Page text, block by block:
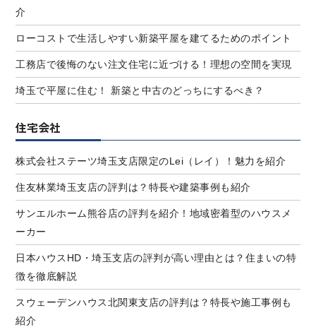
介
ローコストで生活しやすい新築平屋を建てるためのポイント
工務店で後悔のない注文住宅に近づける！理想の空間を実現
埼玉で平屋に住む！ 新築と中古のどっちにするべき？
住宅会社
株式会社ステーツ埼玉支店限定のLei（レイ）！魅力を紹介
住友林業埼玉支店の評判は？特長や建築事例も紹介
サンエルホーム熊谷店の評判を紹介！地域密着型のハウスメ
ーカー
日本ハウスHD・埼玉支店の評判が高い理由とは？住まいの特
徴を徹底解説
スウェーデンハウス北関東支店の評判は？特長や施工事例も
紹介